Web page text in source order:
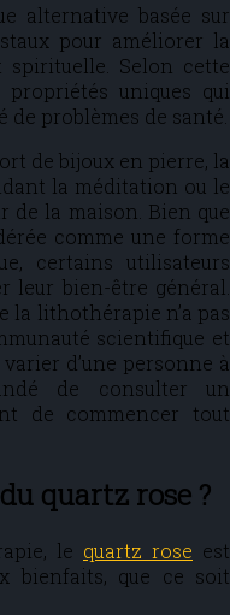
alternative basée sur
pour améliorer la
spirituelle. Selon cette
uniques qui
problèmes de santé.
de bijoux en pierre, la
la méditation ou le
de la maison. Bien que
comme une forme
certains utilisateurs
leur bien-être général.
la lithothérapie n’a pas
scientifique et
d’une personne à
de consulter un
de commencer tout
quartz rose ?
le quartz rose est
bienfaits, que ce soit